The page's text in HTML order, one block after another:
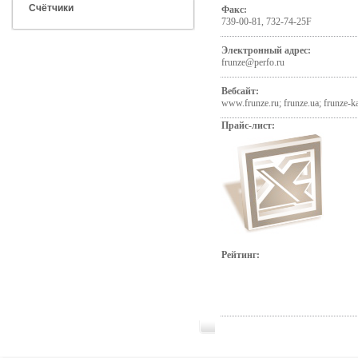
Счётчики
Факс:
739-00-81, 732-74-25F
Электронный адрес:
frunze@perfo.ru
Вебсайт:
www.frunze.ru; frunze.ua; frunze-
Прайс-лист:
Рейтинг: